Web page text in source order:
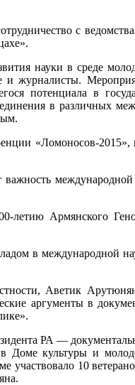
с
науки в среде
журналисты.
потенциала в
в различных
«Ломоносов-2015»,
летию Армянского
в международной
Аветик
аргументы в
РА —
культуры и
участвовало 10